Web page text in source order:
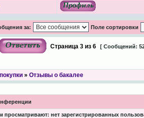
за: Поле сортировки
Страница 3из 6 [ Сообщений:
» Отзывы о бакалее
просматривают: нет зарегистрированных